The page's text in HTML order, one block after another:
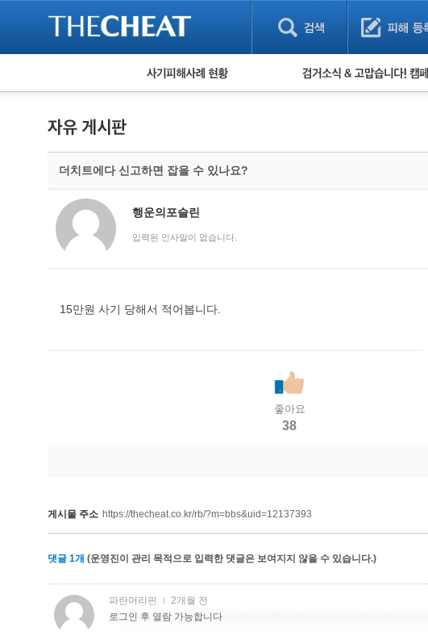
피해사례 현황
보이스피싱 피해사례
유해사이트 목록
비공개 피해사례
검거 소식
더치트에다 신고하면 잡을 수 있나요?
행운의포슬린
입력된 인사말이 없습니다.
15만원 사기 당해서 적어봅니다.
좋아요
38
게시물 주소 https://thecheat.co.kr/rb/?m=bbs&uid=12137393
댓글 1개 (운영진이 관리 목적으로 입력한 댓글은 보여지지 않을 수 있습니다.)